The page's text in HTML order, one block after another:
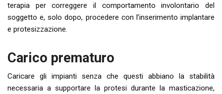
terapia per correggere il comportamento involontario del
soggetto e, solo dopo, procedere con l’inserimento implantare
e protesizzazione.
Carico prematuro
Caricare gli impianti senza che questi abbiano la stabilità
necessaria a supportare la protesi durante la masticazione,